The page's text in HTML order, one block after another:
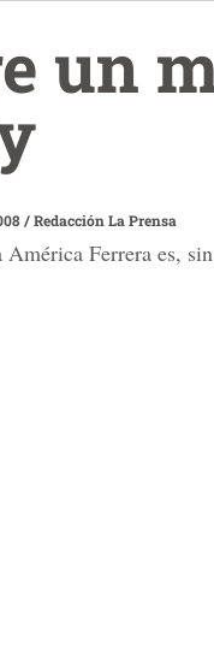
un
/Redacción La Prensa
Ferrera es,